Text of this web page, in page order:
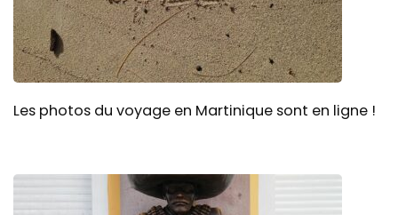
Les photos du voyage en Martinique sont en ligne !